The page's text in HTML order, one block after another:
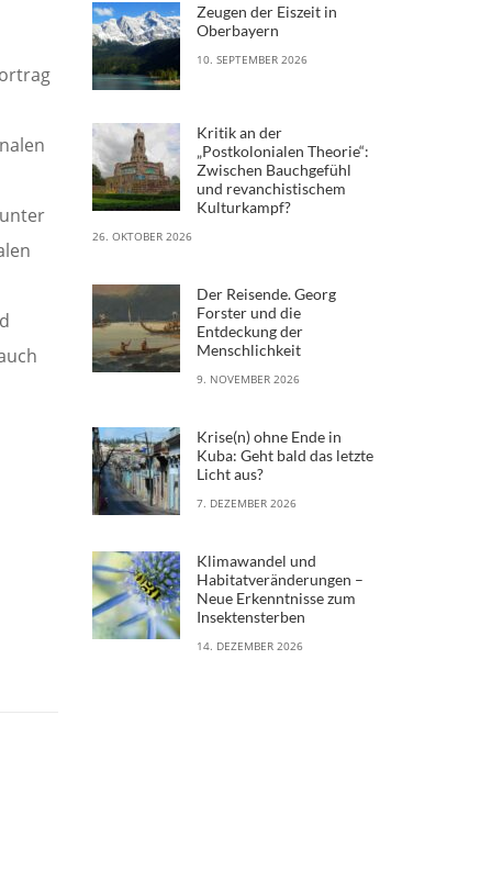
Zeugen der Eiszeit in
Oberbayern
10. SEPTEMBER 2026
Kritik an der
„Postkolonialen Theorie“:
Zwischen Bauchgefühl
und revanchistischem
Kulturkampf?
26. OKTOBER 2026
Der Reisende. Georg
Forster und die
Entdeckung der
Menschlichkeit
9. NOVEMBER 2026
Krise(n) ohne Ende in
Kuba: Geht bald das letzte
Licht aus?
7. DEZEMBER 2026
Klimawandel und
Habitatveränderungen –
Neue Erkenntnisse zum
Insektensterben
14. DEZEMBER 2026